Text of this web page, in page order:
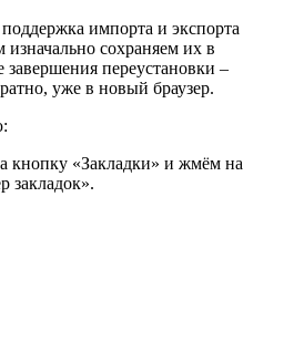
поддержка импорта и экспорта
изначально сохраняем их в
переустановки –
уже в новый браузер.
кнопку «Закладки» и жмём на
закладок».